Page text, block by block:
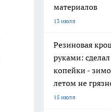
материалов
13 июля
Резиновая
руками:
копейки -
летом не
15 июля